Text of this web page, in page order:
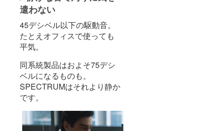
遣わない
45デシベル以下の駆動音。
たとえオフィスで使っても
平気。
同系統製品はおよそ75デシ
ベルになるものも。
SPECTRUMはそれより静か
です。